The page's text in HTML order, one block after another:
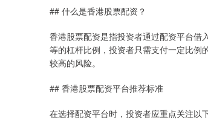
## 什么是香港股票配资？
香港股票配资是指投资者通过配资平台借
等的杠杆比例，投资者只需支付一定比例
较高的风险。
## 香港股票配资平台推荐标准
在选择配资平台时，投资者应重点关注以